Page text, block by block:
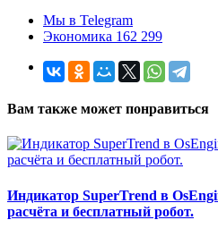
Мы в Telegram
Экономика 162 299
Вам также может понравиться
Индикатор SuperTrend в
расчёта и бесплатный робот.